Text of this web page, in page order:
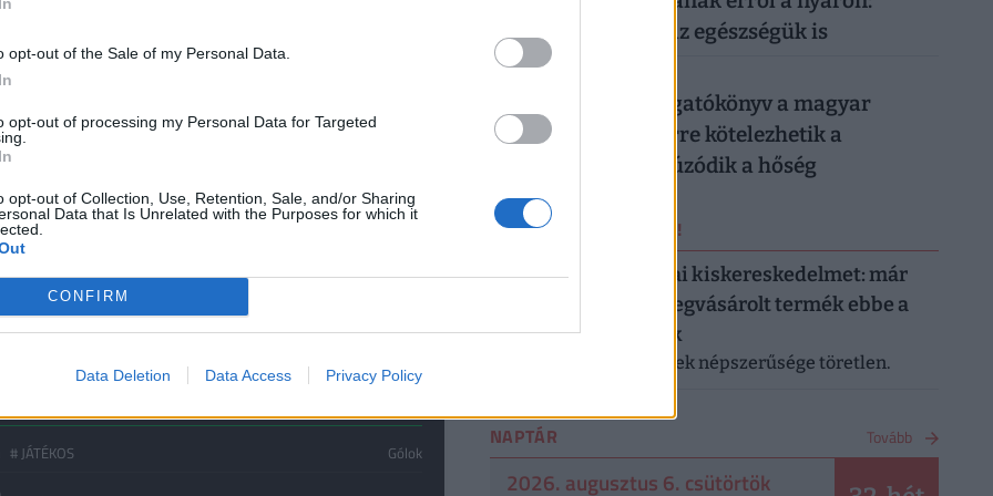
opt-out of the Sale of my Personal Data.
opt-out of processing my Personal Data for Targeted
opt-out of Collection, Use, Retention, Sale, and/or Sharing
Data that Is Unrelated with the Purposes for which it
CONFIRM
Data Deletion Data Access Privacy Policy
kevés válogatott tud olyan tempóban
időnként túl kényelmesen futballoznak, és
Ettől függetlenül egyértelmű
ha nem az első helyen masíroznának tovább
# JÁTÉKOS Gólok
könnyen rámehet az egészségük is
Készül a válságforgatókönyv a magyar
munkahelyeken: erre kötelezhetik a
dolgozókat, ha elhúzódik a hőség
ERRŐL NE MARADJ LE!
Letarolták az európai kiskereskedelmet: már
minden második megvásárolt termék ebbe a
kategóriába tartozik
A saját márkás termékek népszerűsége töretlen.
NAPTÁR Tovább
2026. augusztus 6. csütörtök